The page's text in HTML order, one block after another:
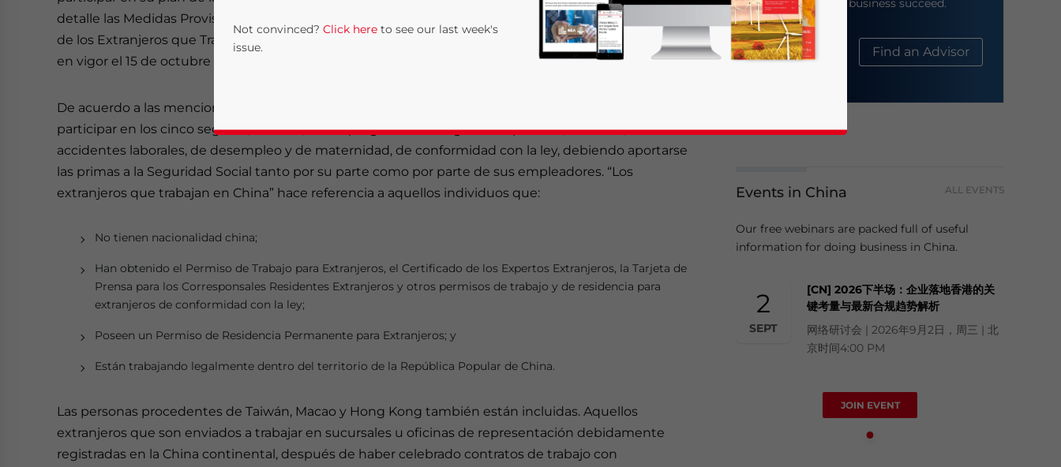
detalle las Medidas Provisionales para la Participación en el Sistema de la Seguridad Social por parte
de los Extranjeros que Trabajan dentro del Territorio de China (Medidas Provisionales), que entraron
en vigor el 15 de octubre de 2011 y expusieron en detalle las condiciones requeridas.
De acuerdo a las mencionadas Medidas Provisionales, los extranjeros que trabajan en China deben
participar en los cinco seguros, es decir, en los programas de seguros de pensión, médicos, de
accidentes laborales, de desempleo y de maternidad, de conformidad con la ley, debiendo aportarse
las primas a la Seguridad Social tanto por su parte como por parte de sus empleadores. “Los
extranjeros que trabajan en China” hace referencia a aquellos individuos que:
No tienen nacionalidad china;
Han obtenido el Permiso de Trabajo para Extranjeros, el Certificado de los Expertos Extranjeros, la Tarjeta de
Prensa para los Corresponsales Residentes Extranjeros y otros permisos de trabajo y de residencia para
extranjeros de conformidad con la ley;
Poseen un Permiso de Residencia Permanente para Extranjeros; y
Están trabajando legalmente dentro del territorio de la República Popular de China.
Las personas procedentes de Taiwán, Macao y Hong Kong también están incluidas. Aquellos
extranjeros que son enviados a trabajar en sucursales u oficinas de representación debidamente
registradas en la China continental, después de haber celebrado contratos de trabajo con
help your business succeed.
About Us Find an Advisor
Events in China ALL EVENTS
Our free webinars are packed full of useful
information for doing business in China.
2
SEPT
[CN] 2026下半场：企业落地香港的关
键考量与最新合规趋势解析
网络研讨会 | 2026年9月2日，周三 | 北
京时间4:00 PM
JOIN EVENT
Not convinced? Click here to see our last week's
issue.
Statement for this website. Please send me business news and updates for Asia!